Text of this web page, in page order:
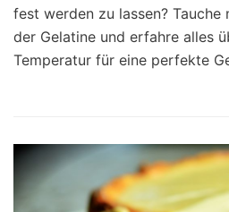
fest werden zu lassen? Tauche
der Gelatine und erfahre alles
Temperatur für eine perfekte